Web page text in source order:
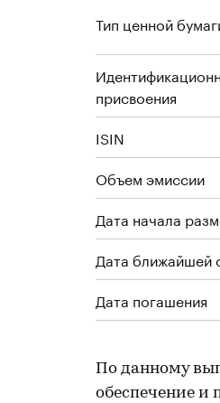
Тип ценной
присвоения
ISIN
Объем эмиссии
Дата начала
Дата ближайшей
Дата погашения
По данному
обеспечение и